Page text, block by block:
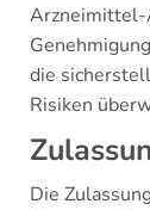
Arzneimittel-
die
Risiken
Die